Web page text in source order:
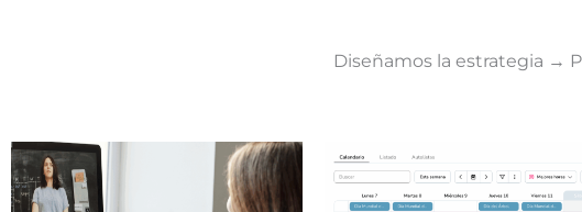
Diseñamos la estrategia →